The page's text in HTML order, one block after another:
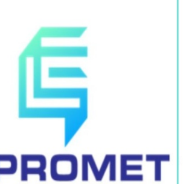
šumarstva i vodoprivrede
Zbog suše racionalno i odgovorno
otkrile sve: Ovo je MILIONSKA
bivšeg dečka Jovane
a ona tvrdi da je u dugovima